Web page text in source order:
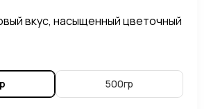
вкус, насыщенный цветочный
500гр